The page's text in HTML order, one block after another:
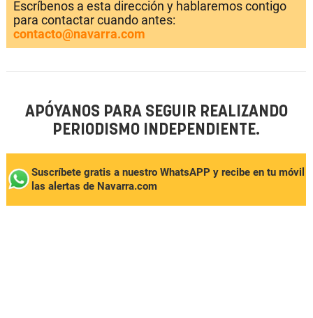
Escríbenos a esta dirección y hablaremos contigo
para contactar cuando antes:
contacto@navarra.com
APÓYANOS PARA SEGUIR REALIZANDO
PERIODISMO INDEPENDIENTE.
Suscríbete gratis a nuestro WhatsAPP y recibe en tu móvil
las alertas de Navarra.com